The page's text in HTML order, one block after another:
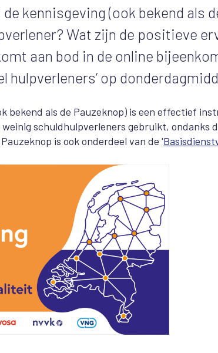
kennisgeving (ook bekend als
Wat zijn de positieve
aan bod in de online
hulpverleners’ op
bekend als de Pauzeknop) is een effectief
schuldhulpverleners gebruikt, ondanks
is ook onderdeel van de '